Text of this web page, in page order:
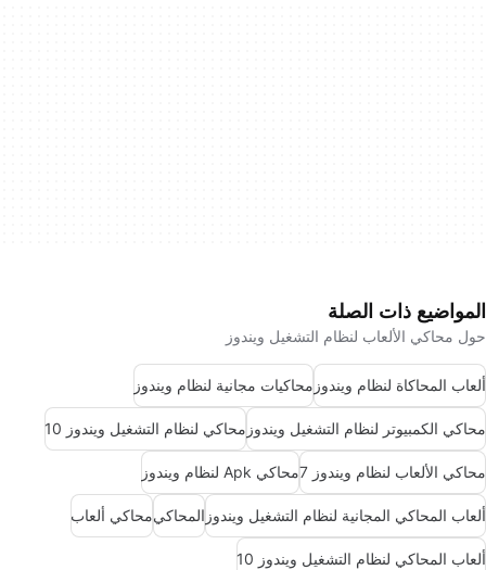
المواضيع ذات الصلة
حول محاكي الألعاب لنظام التشغيل ويندوز
ألعاب المحاكاة لنظام ويندوز محاكيات مجانية لنظام ويندوز
محاكي الكمبيوتر لنظام التشغيل ويندوز محاكي لنظام التشغيل ويندوز 10
محاكي الألعاب لنظام ويندوز 7 محاكي Apk لنظام ويندوز
ألعاب المحاكي المجانية لنظام التشغيل ويندوز المحاكيمحاكي ألعاب
ألعاب المحاكي لنظام التشغيل ويندوز 10